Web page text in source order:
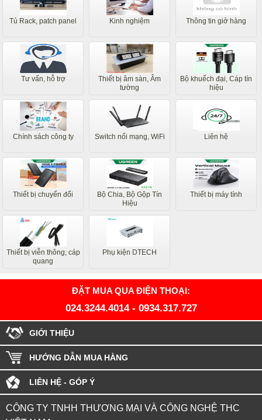
Tủ Rack, patch panel Kinh nghiệm Thông tin giở hàng
Tư vấn, hỗ trợ
Thiết bị âm sàn, Âm
tường
Bộ khuếch đại, Cáp tín
hiệu
Chính sách công ty Switch nối mạng, WiFi Liên hệ
Thiết bị chuyển đổi
Bộ Chia, Bộ Gộp Tín
Hiệu
Thiết bị máy tính
Thiết bị viễn thông, cáp
quang
Phụ kiện DTECH
ĐẶT MUA QUA ĐIỆN THOẠI:
024.3244.4014- 0934.317.727
GIỚI THIỆU
HƯỚNG DẪN MUA HÀNG
LIÊN HỆ - GÓP Ý
CÔNG TY TNHH THƯƠNG MẠI VÀ CÔNG NGHỆ THC